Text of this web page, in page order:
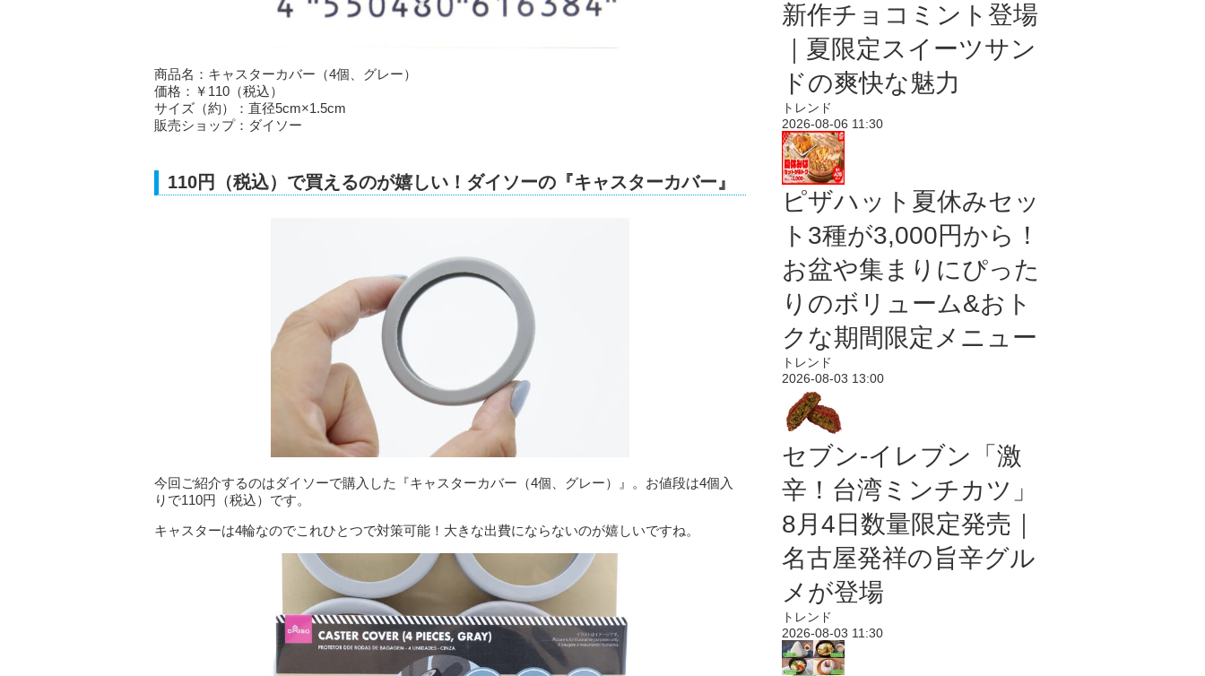
商品名：キャスターカバー（4個、グレー）
価格：￥110（税込）
サイズ（約）：直径5cm×1.5cm
販売ショップ：ダイソー
110円（税込）で買えるのが嬉しい！ダイソーの『キャスターカバー』
今回ご紹介するのはダイソーで購入した『キャスターカバー（4個、グレー）』。お値段は4個入
りで110円（税込）です。
キャスターは4輪なのでこれひとつで対策可能！大きな出費にならないのが嬉しいですね。
新作チョコミント登場
｜夏限定スイーツサン
ドの爽快な魅力
トレンド
2026-08-06 11:30
ピザハット夏休みセッ
ト3種が3,000円から！
お盆や集まりにぴった
りのボリューム&おト
クな期間限定メニュー
トレンド
2026-08-03 13:00
セブン-イレブン「激
辛！台湾ミンチカツ」
8月4日数量限定発売｜
名古屋発祥の旨辛グル
メが登場
トレンド
2026-08-03 11:30